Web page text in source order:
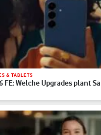
& TABLETS
FE: Welche Upgrades plant